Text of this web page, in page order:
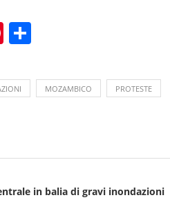
Pinterest
MOZAMBICO PROTESTE
in balia di gravi inondazioni